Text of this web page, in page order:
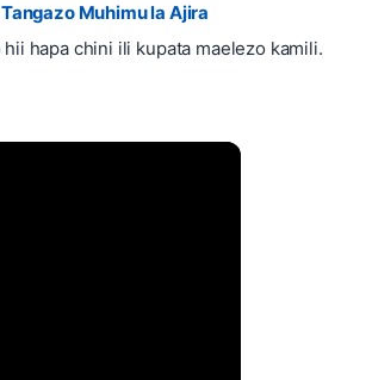
Tangazo Muhimu la Ajira
hii hapa chini ili kupata maelezo kamili.